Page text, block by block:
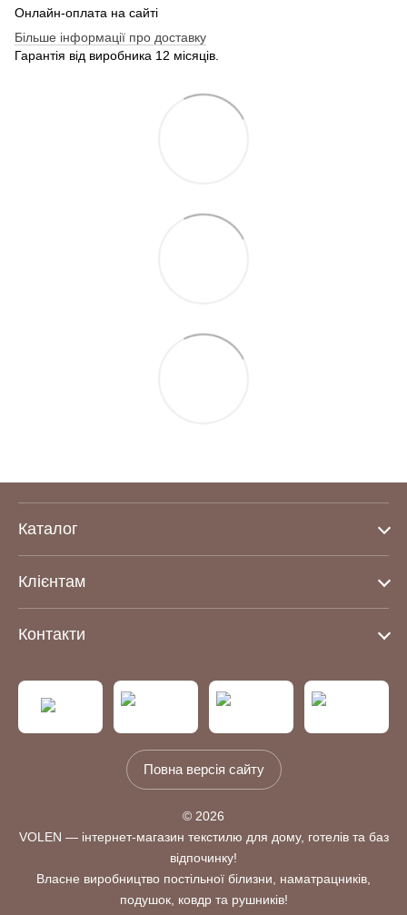
Онлайн-оплата на сайті
Більше інформації про доставку
Гарантія від виробника 12 місяців.
Каталог
Клієнтам
Контакти
Повна версія сайту
© 2026
VOLEN — інтернет-магазин текстилю для дому, готелів та баз
відпочинку!
Власне виробництво постільної білизни, наматрацників,
подушок, ковдр та рушників!